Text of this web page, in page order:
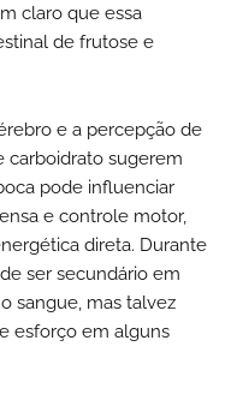
claro que essa
de frutose e
e a percepção de
carboidrato sugerem
pode influenciar
e controle motor,
direta. Durante
ser secundário em
sangue, mas talvez
esforço em alguns